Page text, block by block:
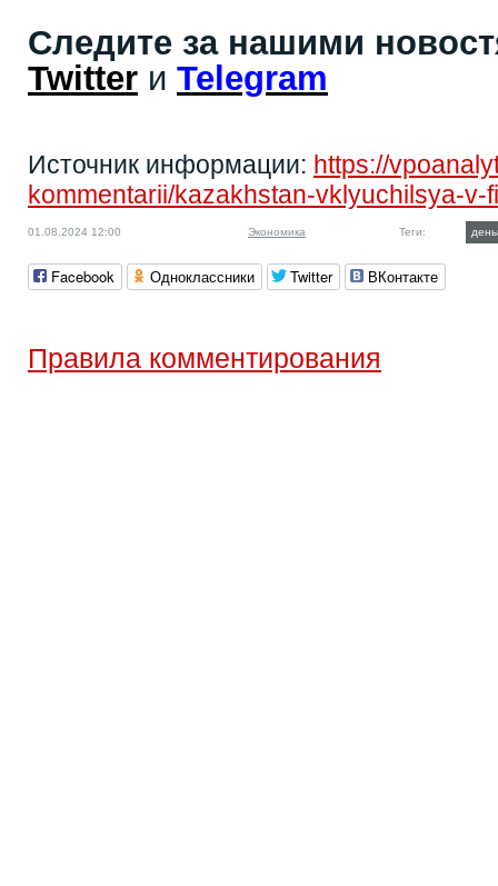
Следите за нашими
Twitter и Telegram
Источник информации: https://
kommentarii/kazakhstan-vklyuchilsya-
01.08.2024 12:00 Экономика Теги:
Facebook Одноклассники Twitter ВКонтакте
Правила комментирования